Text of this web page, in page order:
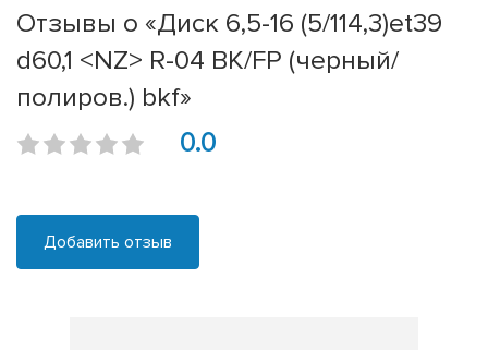
Отзывы о «Диск 6,5-16 (5/114,3)et39
d60,1 <NZ> R-04 BK/FP (черный/
полиров.) bkf»
0.0
Добавить отзыв